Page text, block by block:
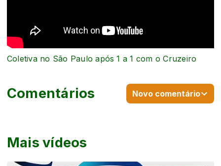
Mais vídeos
Coletiva no São Paulo após 1 a 1 com o Cruzeiro
Comentários Novo comentário